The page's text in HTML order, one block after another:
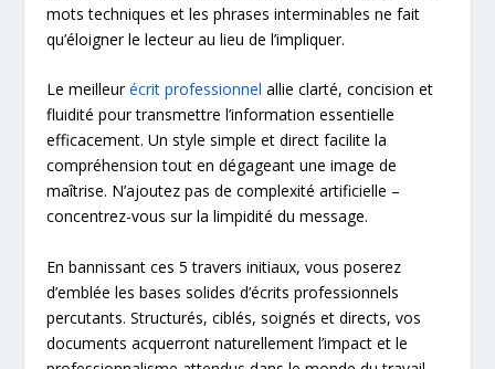
mots techniques et les phrases interminables ne fait
qu’éloigner le lecteur au lieu de l’impliquer.
Le meilleurécrit professionnel allie clarté, concision et
fluidité pour transmettre l’information essentielle
efficacement. Un style simple et direct facilite la
compréhension tout en dégageant une image de
maîtrise. N’ajoutez pas de complexité artificielle –
concentrez-vous sur la limpidité du message.
En bannissant ces 5 travers initiaux, vous poserez
d’emblée les bases solides d’écrits professionnels
percutants. Structurés, ciblés, soignés et directs, vos
documents acquerront naturellement l’impact et le